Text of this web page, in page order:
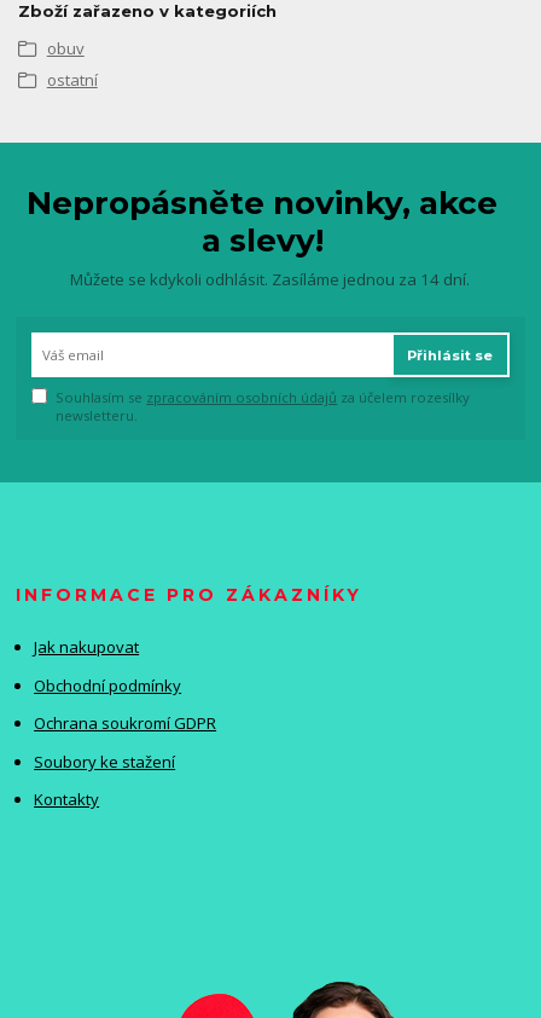
Zboží zařazeno v kategoriích
obuv
ostatní
Nepropásněte novinky, akce
a slevy!
Můžete se kdykoli odhlásit. Zasíláme jednou za 14 dní.
Přihlásit se
Souhlasím se zpracováním osobních údajů za účelem rozesílky
newsletteru.
INFORMACE PRO ZÁKAZNÍKY
Jak nakupovat
Obchodní podmínky
Ochrana soukromí GDPR
Soubory ke stažení
Kontakty